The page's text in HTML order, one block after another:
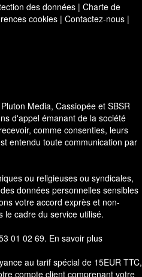
des données | Charte de
cookies | Contactez-nous |
Media, Cassiopée et SBSR
d'appel émanant de la société
comme consenties, leurs
entendu toute communication par
ou religieuses ou syndicales,
données personnelles sensibles
votre accord exprès et non-
le cadre du service utilisé.
01 02 69. En savoir plus
au tarif spécial de 15EUR TTC,
compte client comprenant votre